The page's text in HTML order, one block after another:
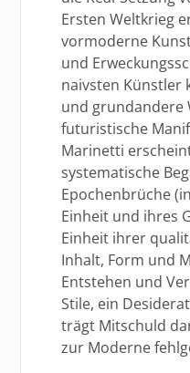
Ersten Weltkrieg
vormoderne
und
naivsten Künstler
und grundandere
futuristische
Marinetti
systematische
Epochenbrüche
Einheit und ihres
Einheit ihrer
Inhalt, Form und
Entstehen und
Stile, ein
trägt Mitschuld
zur Moderne